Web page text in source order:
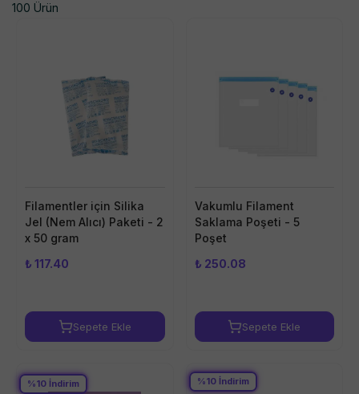
100 Ürün
Filamentler için Silika
Jel (Nem Alıcı) Paketi - 2
x 50 gram
₺ 117.40
Sepete Ekle
Vakumlu Filament
Saklama Poşeti - 5
Poşet
₺ 250.08
Sepete Ekle
%10 İndirim %10İndirim